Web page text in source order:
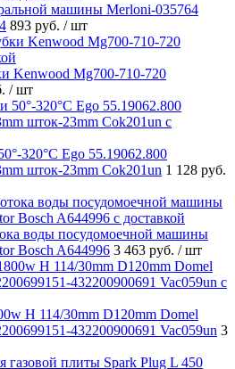
машины Merloni-035764
893 руб. / шт
Kenwood Mg700-710-720
/ шт
320°C Ego 55.19062.800
шток-23mm Cok201un 1 128 руб.
воды посудомоечной машины
Bosch A644996 3 463 руб. / шт
H 114/30mm D120mm Domel
432200900691 Vac059un 3